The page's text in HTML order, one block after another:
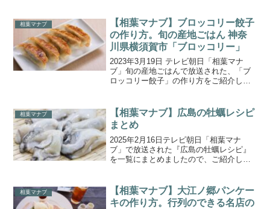
が育てているのは、“大生姜”という粒が大
きい生姜です...
相葉マナブ
【相葉マナブ】ブロッコリー餃子
の作り方。旬の産地ごはん 神奈
川県横須賀市「ブロッコリー」
2023年3月19日 テレビ朝日「相葉マナ
ブ」旬の産地ごはんで放送された、「ブ
ロッコリー餃子」の作り方をご紹介しま
す。育てているブロッコリーは、締まり
が良く重量感があり、...
相葉マナブ
【相葉マナブ】広島の牡蠣レシピ
まとめ
2025年2月16日テレビ朝日「相葉マナ
ブ」で放送された『広島の牡蠣レシピ』
を一覧にまとめましたので、ご紹介しま
味しい牡蠣を食べ尽くす』。広島県横島
の豊かな海で育っ...
相葉マナブ
【相葉マナブ】大江ノ郷パンケー
キの作り方。行列のできる名店の